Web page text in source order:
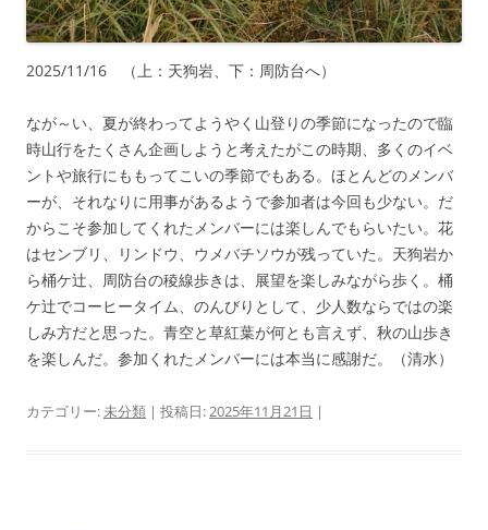
2025/11/16 （上：天狗岩、下：周防台へ）
なが～い、夏が終わってようやく山登りの季節になったので臨
時山行をたくさん企画しようと考えたがこの時期、多くのイベ
ントや旅行にももってこいの季節でもある。ほとんどのメンバ
ーが、それなりに用事があるようで参加者は今回も少ない。だ
からこそ参加してくれたメンバーには楽しんでもらいたい。花
はセンブリ、リンドウ、ウメバチソウが残っていた。天狗岩か
ら桶ケ辻、周防台の稜線歩きは、展望を楽しみながら歩く。桶
ケ辻でコーヒータイム、のんびりとして、少人数ならではの楽
しみ方だと思った。青空と草紅葉が何とも言えず、秋の山歩き
を楽しんだ。参加くれたメンバーには本当に感謝だ。（清水）
カテゴリー:未分類 | 投稿日:2025年11月21日 |